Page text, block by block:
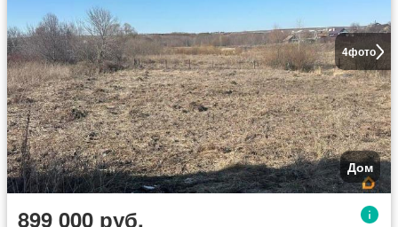
4фото
Дом
899 000 руб.